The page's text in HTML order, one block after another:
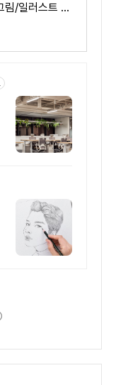
대전지역 만화/웹툰/그림/일러스트 모... : 네이버 카페